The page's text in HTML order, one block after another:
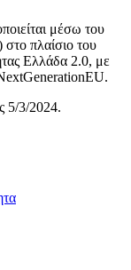
μέσω του
πλαίσιο του
Ελλάδα 2.0, με
5/3/2024.